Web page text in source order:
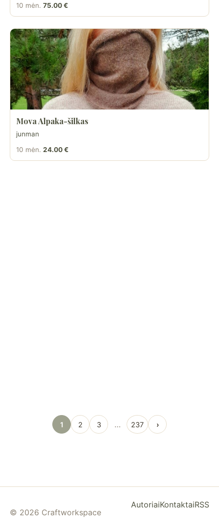
10 mėn. 75.00 €
Mova Alpaka-šilkas
junman
10 mėn. 24.00 €
1 2 3 … 237 ›
© 2026 Craftworkspace
AutoriaiKontaktaiRSS